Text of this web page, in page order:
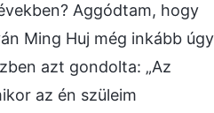
Aggódtam, hogy
Ming Huj még inkább úgy
azt gondolta: „Az
az én szüleim